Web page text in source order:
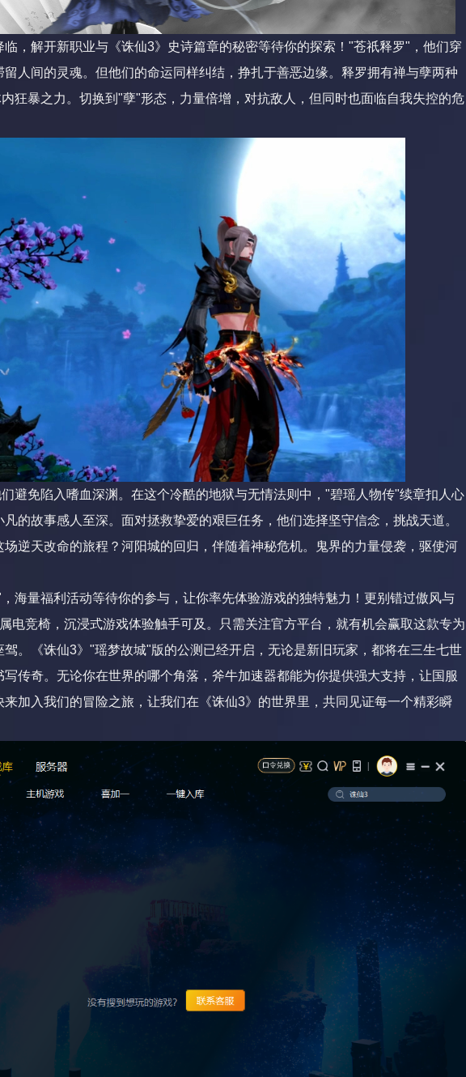
临，解开新职业与《诛仙3》史诗篇章的秘密等待你的探索！"苍祇释罗"，他们穿
人间的灵魂。但他们的命运同样纠结，挣扎于善恶边缘。释罗拥有禅与孽两种
狂暴之力。切换到"孽"形态，力量倍增，对抗敌人，但同时也面临自我失控的危
避免陷入嗜血深渊。在这个冷酷的地狱与无情法则中，"碧瑶人物传"续章扣人心
的故事感人至深。面对拯救挚爱的艰巨任务，他们选择坚守信念，挑战天道。
逆天改命的旅程？河阳城的回归，伴随着神秘危机。鬼界的力量侵袭，驱使河
海量福利活动等待你的参与，让你率先体验游戏的独特魅力！更别错过傲风与
电竞椅，沉浸式游戏体验触手可及。只需关注官方平台，就有机会赢取这款专为
。《诛仙3》"瑶梦故城"版的公测已经开启，无论是新旧玩家，都将在三生七世
传奇。无论你在世界的哪个角落，斧牛加速器都能为你提供强大支持，让国服
加入我们的冒险之旅，让我们在《诛仙3》的世界里，共同见证每一个精彩瞬